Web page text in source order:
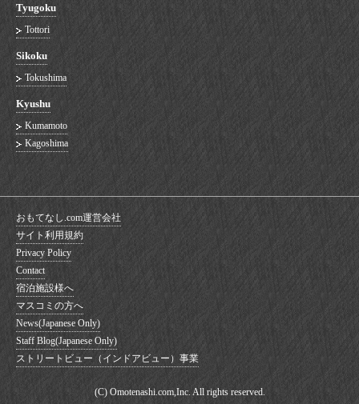
Tyugoku
Tottori
Sikoku
Tokushima
Kyushu
Kumamoto
Kagoshima
おもてなし.com運営会社
サイト利用規約
Privacy Policy
Contact
宿泊施設様へ
マスコミの方へ
News(Japanese Only)
Staff Blog(Japanese Only)
ストリートビュー（インドアビュー）事業
(C) Omotenashi.com,Inc. All rights reserved.